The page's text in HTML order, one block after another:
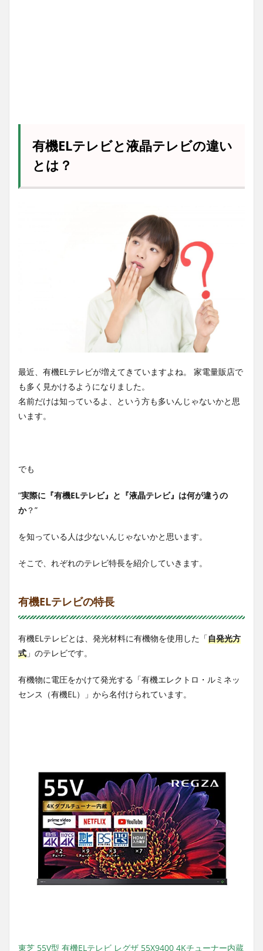
有機ELテレビと液晶テレビの違い
とは？
最近、有機ELテレビが増えてきていますよね。 家電量販店で
も多く見かけるようになりました。
名前だけは知っているよ、という方も多いんじゃないかと思
います。
でも
”実際に『有機ELテレビ』と『液晶テレビ』は何が違うの
か？”
を知っている人は少ないんじゃないかと思います。
そこで、れぞれのテレビ特長を紹介していきます。
有機ELテレビの特長
有機ELテレビとは、発光材料に有機物を使用した「自発光方
式 」のテレビです。
有機物に電圧をかけて発光する「有機エレクトロ・ルミネッ
センス（有機EL）」から名付けられています。
東芝 55V型 有機ELテレビ レグザ 55X9400 4Kチューナー内蔵